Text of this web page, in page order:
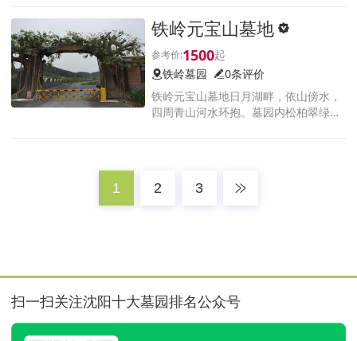
新城区及银州老城区
铁岭元宝山墓地
1500
铁岭墓园
0条评价
铁岭元宝山墓地日月湖畔，依山傍水，
四周青山河水环抱。墓园内松柏翠绿，
1 2 3
扫一扫关注沈阳十大墓园排名公众号